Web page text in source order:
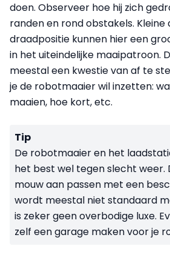
doen. Observeer hoe hij zich
randen en rond obstakels. Kleine
draadpositie kunnen hier een
in het uiteindelijke maaipatroon.
meestal een kwestie van af te
je de robotmaaier wil inzetten:
maaien, hoe kort, etc.
Tip
De robotmaaier en het
het best wel tegen slecht weer.
mouw aan passen met een
wordt meestal niet standaard
is zeker geen overbodige luxe.
zelf een garage maken voor je